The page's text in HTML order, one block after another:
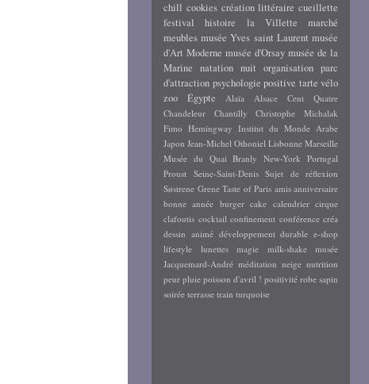
chill cookies création littéraire cueillette
festival
histoire la Villette
marché
meubles musée Yves saint Laurent musée
d'Art Moderne musée d'Orsay musée de la
Marine natation nuit organisation parc
d'attraction psychologie positive tarte vélo
zoo
Égypte Alaïa Alsace
Cent Quatre
Chandeleur
Chantilly
Christophe Michalak
Fimo Hemingway Institut du Monde Arabe
Japon Jean-Michel Othoniel Lisbonne Marseille
Musée du Quai Branly
New-York
Portugal
Proust Seine-Saint-Denis Sujet de réflexion
Søstrene Grene Taste of Paris amis anniversaire
bonne année burger cake calendrier cirque
clafoutis cocktail confinement conférence créa
dessin animé développement durable e-shop
lifestyle
lunettes magie milk-shake
musée
Jacquemard-André méditation neige nutrition
peur pluie poisson d'avril ! positivité robe sapin
soirée terrasse train turquoise